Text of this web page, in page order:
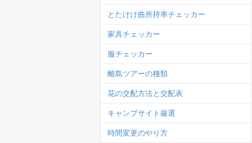
とたけけ曲所持率チェッカー
家具チェッカー
服チェッカー
離島ツアーの種類
花の交配方法と交配表
キャンプサイト厳選
時間変更のやり方